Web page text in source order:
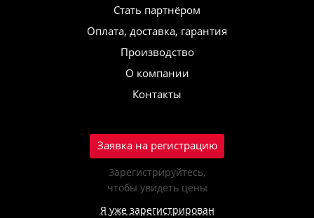
Стать партнёром
Оплата, доставка, гарантия
Производство
О компании
Контакты
Заявка на регистрацию
Зарегистрируйтесь,
чтобы увидеть цены
Я уже зарегистрирован